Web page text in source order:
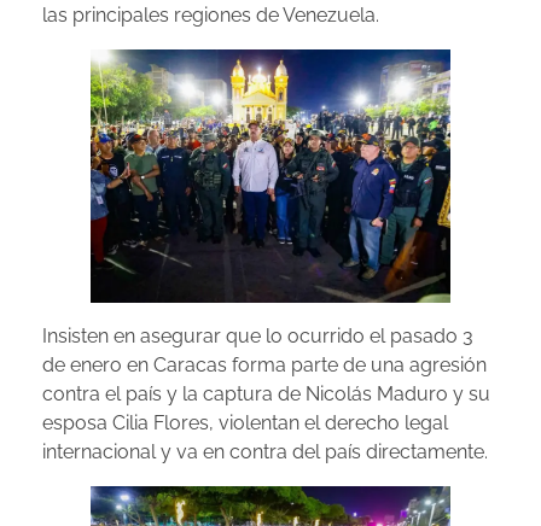
las principales regiones de Venezuela.
Insisten en asegurar que lo ocurrido el pasado 3
de enero en Caracas forma parte de una agresión
contra el país y la captura de Nicolás Maduro y su
esposa Cilia Flores, violentan el derecho legal
internacional y va en contra del país directamente.